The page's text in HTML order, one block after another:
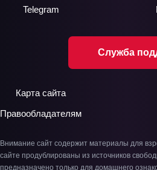
Служба
Telegram
Карта сайта
Правообладателям
Внимание сайт содержит материалы для
сайте продублированы из источников
предназначено только для домашнего